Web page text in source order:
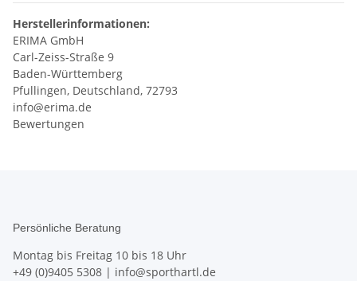
Herstellerinformationen:
ERIMA GmbH
Carl-Zeiss-Straße 9
Baden-Württemberg
Pfullingen, Deutschland, 72793
info@erima.de
Bewertungen
Persönliche Beratung
Montag bis Freitag 10 bis 18 Uhr
+49 (0)9405 5308 | info@sporthartl.de